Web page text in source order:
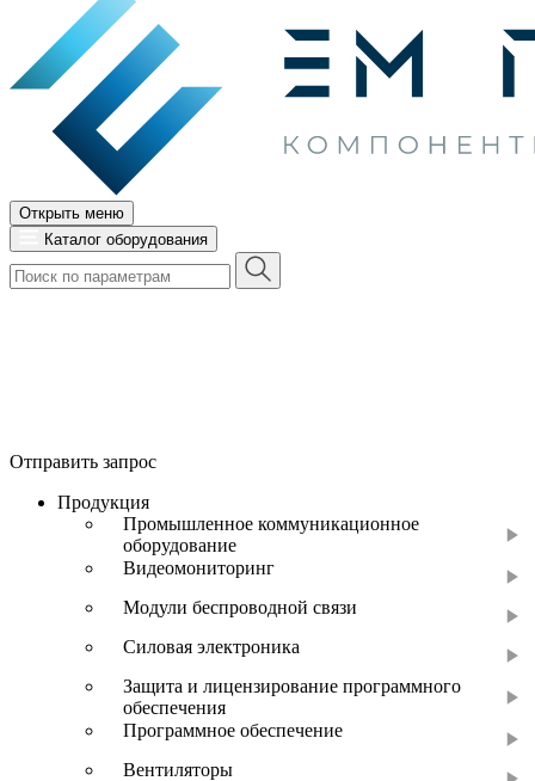
Открыть меню
Каталог оборудования
Отправить запрос
Продукция
Промышленное коммуникационное
оборудование
Видеомониторинг
Модули беспроводной связи
Силовая электроника
Защита и лицензирование программного
обеспечения
Программное обеспечение
Вентиляторы